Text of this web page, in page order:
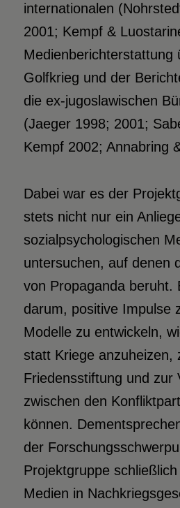
internationalen
2001; Kempf &
Medienberichterstattung
Golfkrieg und der
die ex-jugoslawischen
(Jaeger 1998; 2001;
Kempf 2002; Annabring
Dabei war es der
stets nicht nur ein
sozialpsychologischen
untersuchen, auf denen
von Propaganda beruht.
darum, positive Impulse
Modelle zu entwickeln,
statt Kriege anzuheizen,
Friedensstiftung und zur
zwischen den
können.
der
Projektgruppe
Medien in